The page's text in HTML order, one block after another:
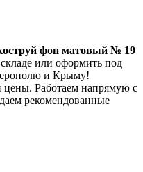
фон матовый № 19
или оформить под
и Крыму!
цены. Работаем напрямую с
рекомендованные